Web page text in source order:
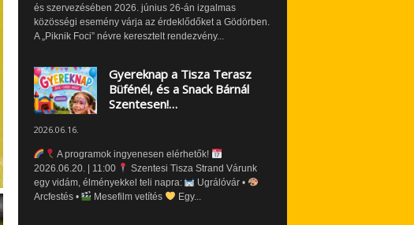
és szervezésében 2026. június 26-án izgalmas
közösségi esemény várja az érdeklődőket a Gödörben.
A „Piknik Foci” névre keresztelt rendezvény...
Gyereknap a Tisza Terasz
Büfénél, és a Snack Bárnál
Szentesen!…
2026.06.16.
A programok ingyenesen elérhetők!
2026.06.20. | 11:00
Szentesi Tisza Strand Várunk
egy vidám, élményekkel teli napra:
Ugrálóvár •
Arcfestés •
Mesefilm vetítés Egy...